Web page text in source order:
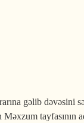
gəlib dəvəsini
tayfasının